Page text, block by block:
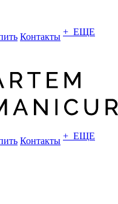
Контакты + ЕЩЕ
Контакты + ЕЩЕ